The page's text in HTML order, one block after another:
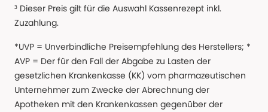
³ Dieser Preis gilt für die Auswahl Kassenrezept inkl.
Zuzahlung.
*UVP = Unverbindliche Preisempfehlung des Herstellers; *
AVP = Der für den Fall der Abgabe zu Lasten der
gesetzlichen Krankenkasse (KK) vom pharmazeutischen
Unternehmer zum Zwecke der Abrechnung der
Apotheken mit den Krankenkassen gegenüber der